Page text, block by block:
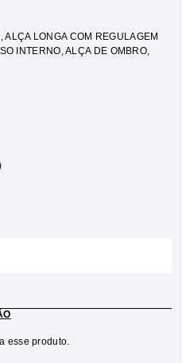
,ALÇA LONGA COM REGULAGEM
INTERNO,ALÇA DE OMBRO,
esse produto.